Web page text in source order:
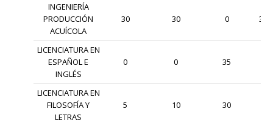
INGENIERÍA
PRODUCCIÓN
ACUÍCOLA
30 30 0 30
LICENCIATURA EN
ESPAÑOL E
INGLÉS
0 0 35
LICENCIATURA EN
FILOSOFÍA Y
LETRAS
5 10 30